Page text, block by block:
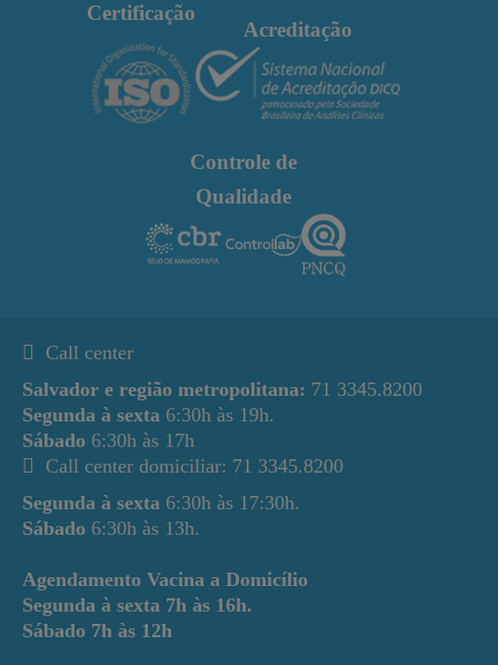
Certificação
Acreditação
Controle de
Qualidade
Call center
Salvador e região metropolitana: 71 3345.8200
Segunda à sexta 6:30h às 19h.
Sábado 6:30h às 17h
Call center domiciliar: 71 3345.8200
Segunda à sexta 6:30h às 17:30h.
Sábado 6:30h às 13h.
Agendamento Vacina a Domicílio
Segunda à sexta 7h às 16h.
Sábado 7h às 12h